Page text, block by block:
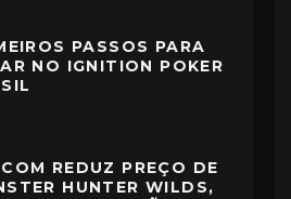
PASSOS PARA
NO IGNITION POKER
REDUZ PREÇO DE
HUNTER WILDS,